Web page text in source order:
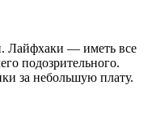
Лайфхаки — иметь все
подозрительного.
за небольшую плату.